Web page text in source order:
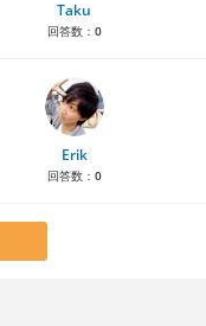
Taku
回答数： 0
Erik
回答数： 0